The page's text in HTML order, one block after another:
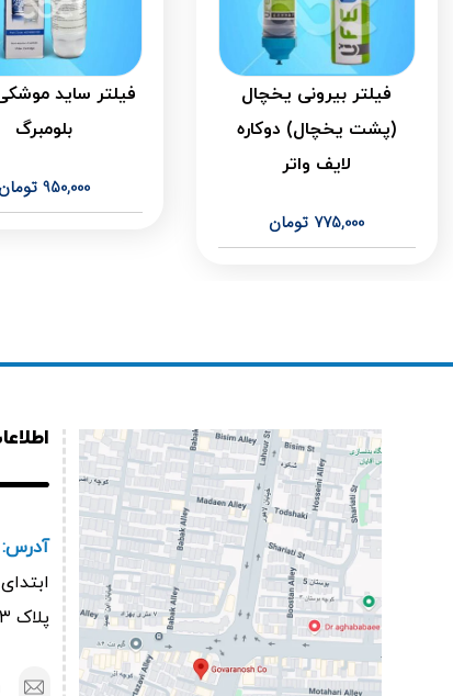
فیلتر بیرونی یخچال
(پشت یخچال) دوکاره
لایف واتر
775,000 تومان
فیلتر ساید
بلومبرگ
950,000 تومان
آدرس:
پلاک ۳، ساختمان گوارانوش